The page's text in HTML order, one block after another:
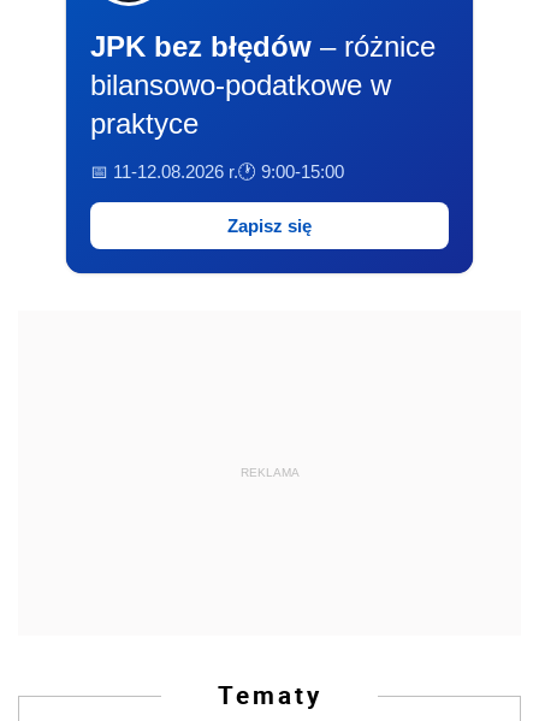
JPK bez błędów – różnice
bilansowo-podatkowe w
praktyce
📅 11-12.08.2026 r.🕐 9:00-15:00
Zapisz się
REKLAMA
Tematy